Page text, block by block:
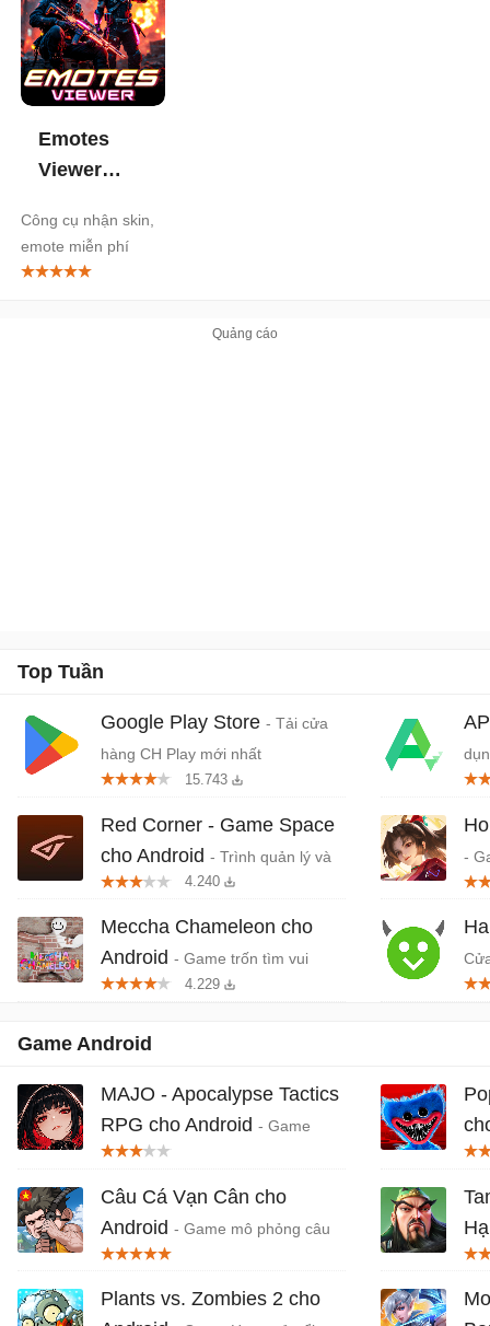
Emotes
Viewer
Android
Công cụ nhận skin,
emote miễn phí
Top Tuần
Google Play Store - Tải cửa
hàng CH Play mới nhất
15.743
Red Corner - Game Space
cho Android - Trình quản lý và
khởi chạy game trên di động
4.240
Meccha Chameleon cho
Android - Game trốn tìm vui
nhộn nhiều người chơi
4.229
-
Da
Game Android
MAJO - Apocalypse Tactics
RPG cho Android - Game
RPG chiến thuật pha trộn giữa tận
thế vào ảo ảnh
Câu Cá Vạn Cân cho
Android - Game mô phỏng câu
cá phong cách hài hước
Plants vs. Zombies 2 cho